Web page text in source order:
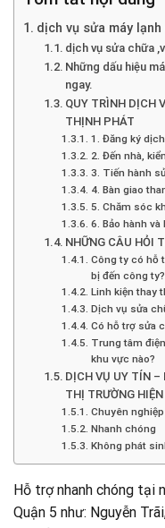
dịch vụ sửa máy
dịch vụ sửa chữa
Những dấu hiệu
ngay.
QUY TRÌNH DỊCH
THỊNH PHÁT
1. Đăng ký
2. Đến nhà,
3. Tiến hành
4. Bàn giao
5. Chăm sóc
6. Bảo hành và
NHỮNG CÂU HỎI
Công ty có hỗ
bị đến công ty?
Linh kiện thay
Dịch vụ sửa
Có hỗ trợ sửa
Trung tâm
khu vực nào?
DỊCH VỤ UY TÍN –
THỊ TRƯỜNG
Chuyên nghiệp
Nhanh chóng
Không phát
Hỗ trợ nhanh chóng tại
Quận 5 như: Nguyễn